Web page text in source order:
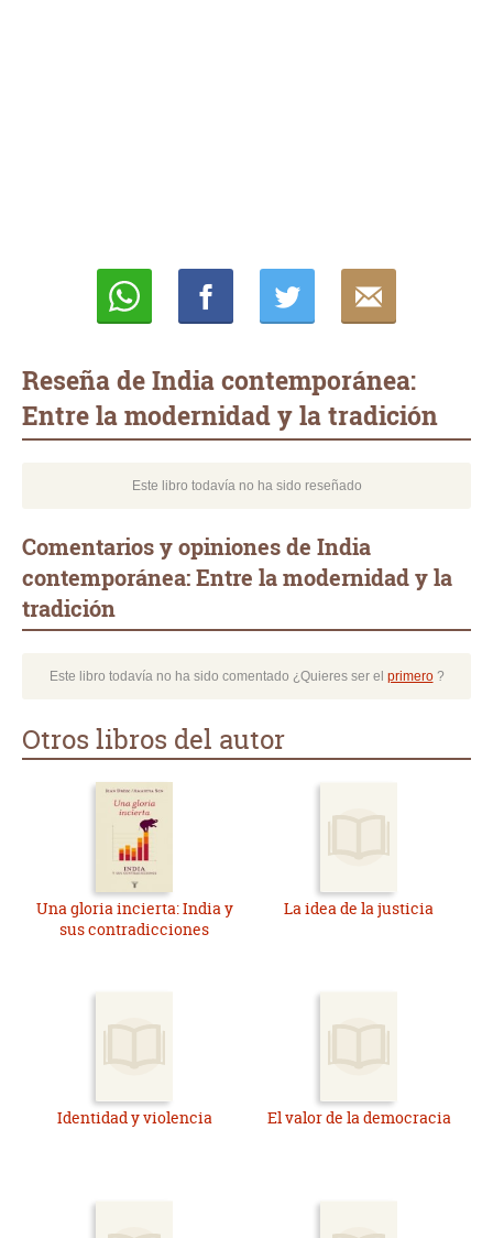
Reseña de India contemporánea:
Entre la modernidad y la tradición
Este libro todavía no ha sido reseñado
Comentarios y opiniones de India
contemporánea: Entre la modernidad y la
tradición
Este libro todavía no ha sido comentado ¿Quieres ser el primero?
Otros libros del autor
Una gloria incierta: India y
sus contradicciones
La idea de la justicia
Identidad y violencia El valor de la democracia